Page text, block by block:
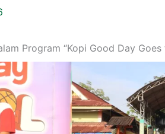
Program “Kopi Good Day